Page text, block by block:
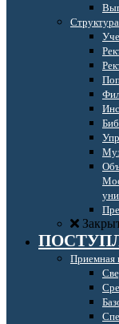
Структура
Приемная